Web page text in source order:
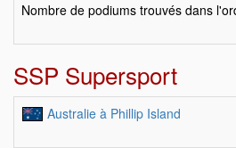
Nombre de podiums trouvés dans
SSP Supersport
Australie à Phillip Island